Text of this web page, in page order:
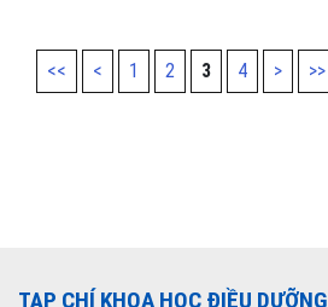
<< < 1 2 3 4 > >>
TẠP CHÍ KHOA HỌC ĐIỀU DƯỠNG